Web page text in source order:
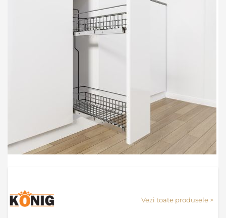
the
beginning
Vezi toate produsele >